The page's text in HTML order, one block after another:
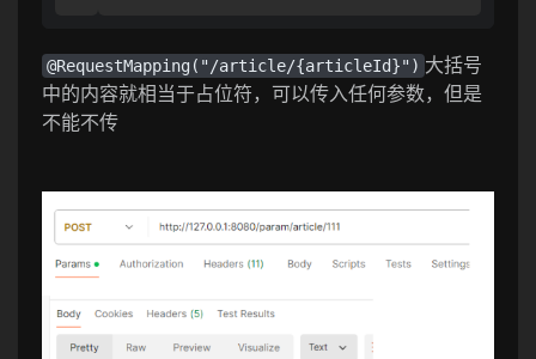
@RequestMapping("/article/{articleId}") 大括号
中的内容就相当于占位符，可以传入任何参数，但是
不能不传